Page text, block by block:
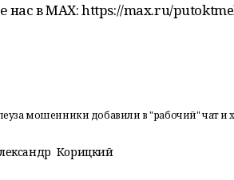
нас в МАХ: https://max.ru/
мошенники добавили в "рабочий" чат и
Корицкий